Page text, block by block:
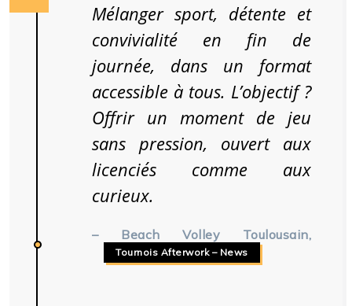
Mélanger sport, détente et
convivialité en fin de
journée, dans un format
accessible à tous. L’objectif ?
Offrir un moment de jeu
sans pression, ouvert aux
licenciés comme aux
curieux.
– Beach Volley Toulousain,
Tournois Afterwork – News